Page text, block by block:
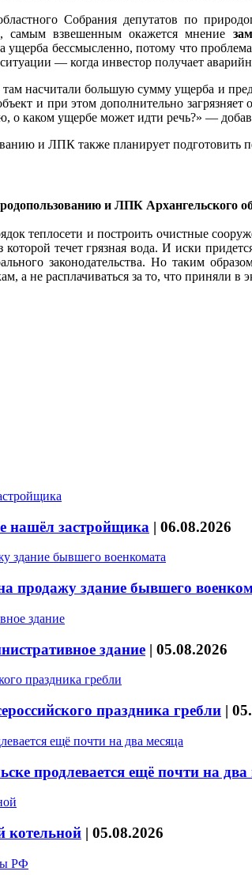
Собрания депутатов по
самым взвешенным окажется мнение
ущерба бессмысленно, потому что
— когда инвестор получает
насчитали большую сумму ущерба и
и при этом дополнительно
о каком ущербе может идти речь?» —
и ЛПК также планирует подготовить
и ЛПК Архангельского
теплосети и построить очистные
которой течет грязная вода. И иски
законодательства. Но таким
а не расплачиваться за то, что приняли
нашёл застройщика | 06.08.2026
продажу здание бывшего
здание | 05.08.2026
праздника гребли |
продлевается ещё почти на два
котельной | 05.08.2026